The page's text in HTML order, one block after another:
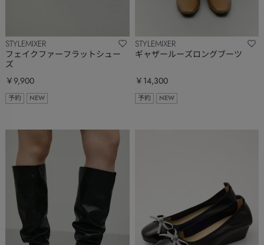
STYLEMIXER
フェイクファーフラットシュー
ズ
￥9,900
予約 NEW
STYLEMIXER
ギャザールーズロングブーツ
￥14,300
予約 NEW